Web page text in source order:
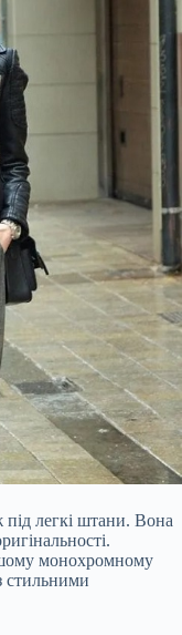
під легкі штани. Вона
монохромному
стильними